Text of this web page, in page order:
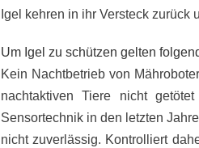
Igel kehren in ihr Versteck zurück
Um Igel zu schützen gelten
Kein Nachtbetrieb von
nachtaktiven Tiere nicht
Sensortechnik in den letzten
nicht zuverlässig. Kontrolliert